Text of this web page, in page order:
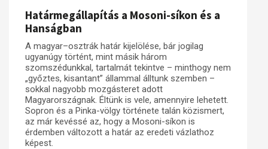
Határmegállapítás a Mosoni-síkon és a
Hanságban
A magyar–osztrák határ kijelölése, bár jogilag
ugyanúgy történt, mint másik három
szomszédunkkal, tartalmát tekintve – minthogy nem
„győztes, kisantant” állammal álltunk szemben –
sokkal nagyobb mozgásteret adott
Magyarországnak. Éltünk is vele, amennyire lehetett.
Sopron és a Pinka-völgy története talán közismert,
az már kevéssé az, hogy a Mosoni-síkon is
érdemben változott a határ az eredeti vázlathoz
képest.